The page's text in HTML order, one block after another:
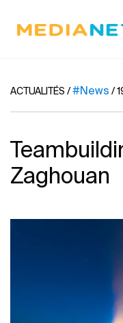
ACTUALITÉS /#News /
Zaghouan